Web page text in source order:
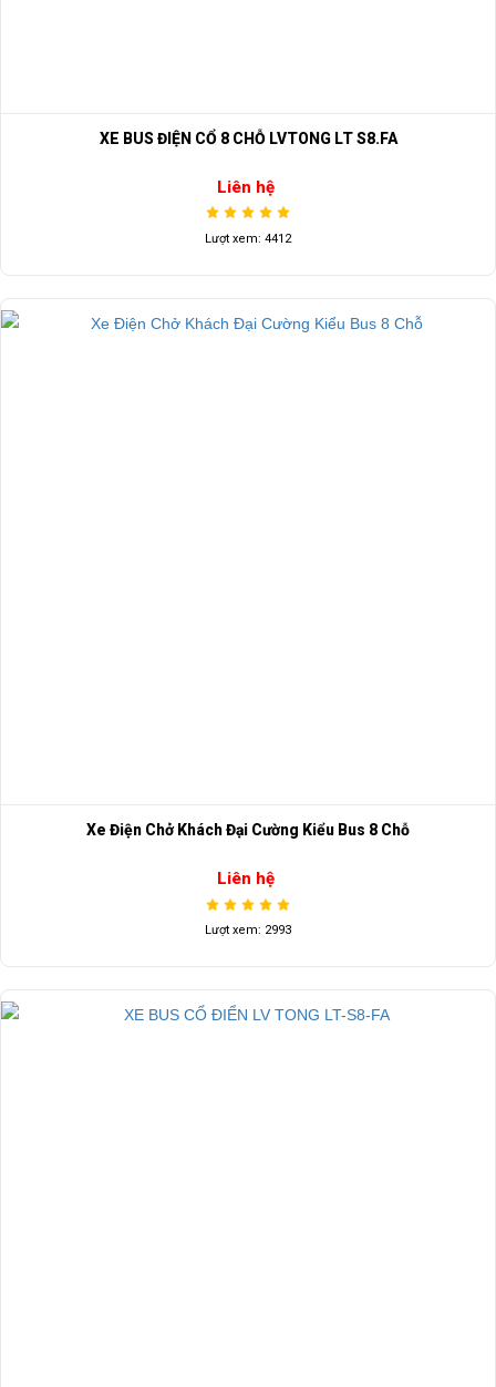
XE BUS ĐIỆN CỔ 8 CHỖ LVTONG LT S8.FA
Liên hệ
Lượt xem: 4412
Xe Điện Chở Khách Đại Cường Kiểu Bus 8 Chỗ
Liên hệ
Lượt xem: 2993